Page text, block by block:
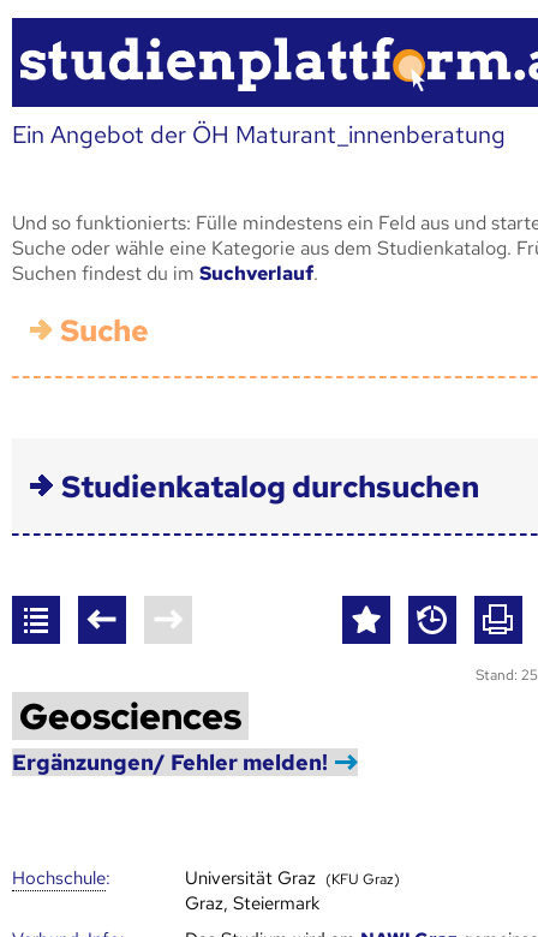
Ein Angebot der ÖH Maturant_innenberatung
Und so funktionierts: Fülle mindestens ein Feld aus und
Suche oder wähle eine Kategorie aus dem Studienkatalog.
Suchen findest du im Suchverlauf.
Suche
Studienkatalog durchsuchen
Stand:
Geosciences
Ergänzungen/ Fehler melden!
Hoch­schule: Universität Graz (KFU Graz)
Graz, Steiermark